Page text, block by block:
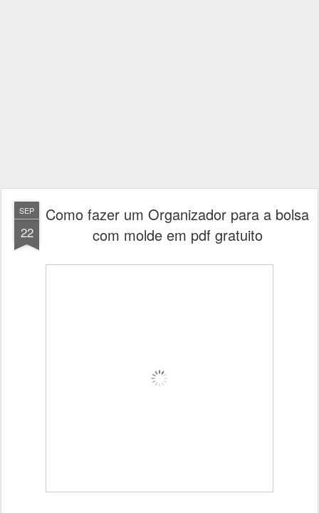
SEP
22
Como fazer um Organizador para a bolsa
com molde em pdf gratuito